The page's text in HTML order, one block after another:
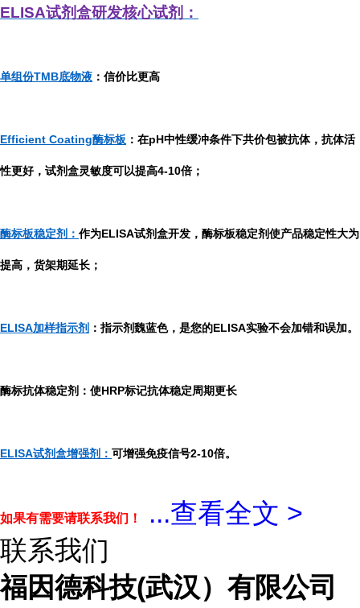
ELISA试剂盒研发核心试剂：
单组份TMB底物液 ：信价比更高
Efficient Coating酶标板 ：在pH中性缓冲条件下共价包被抗体，抗体活
性更好，试剂盒灵敏度可以提高4-10倍；
酶标板稳定剂： 作为ELISA试剂盒开发，酶标板稳定剂使产品稳定性大为
提高，货架期延长；
ELISA加样指示剂 ：指示剂魏蓝色，是您的ELISA实验不会加错和误加。
酶标抗体稳定剂：使HRP标记抗体稳定周期更长
ELISA试剂盒增强剂： 可增强免疫信号2-10倍。
如果有需要请联系我们！ ...查看全文 >
联系我们
福因德科技(武汉）有限公司